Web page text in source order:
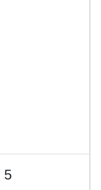
5